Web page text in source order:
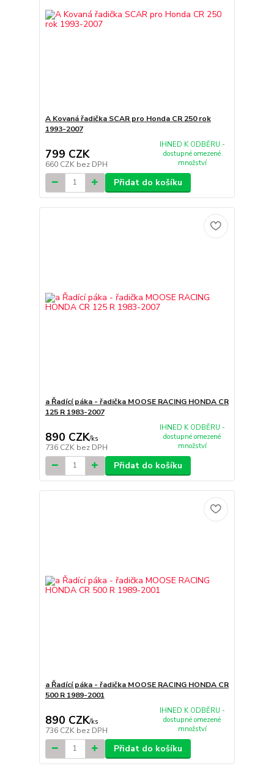
A Kovaná řadička SCAR pro Honda CR 250 rok
1993-2007
799 CZK
660 CZK bez DPH
IHNED K ODBĚRU -
dostupné omezené
množství
Přidat do košíku
a Řadící páka - řadička MOOSE RACING HONDA CR
125 R 1983-2007
890 CZK/ks
736 CZK bez DPH
IHNED K ODBĚRU -
dostupné omezené
množství
Přidat do košíku
a Řadící páka - řadička MOOSE RACING HONDA CR
500 R 1989-2001
890 CZK/ks
736 CZK bez DPH
IHNED K ODBĚRU -
dostupné omezené
množství
Přidat do košíku